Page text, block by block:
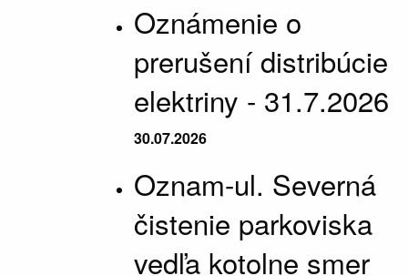
Oznámenie o
prerušení distribúcie
elektriny - 31.7.2026
30.07.2026
Oznam-ul. Severná
čistenie parkoviska
vedľa kotolne smer